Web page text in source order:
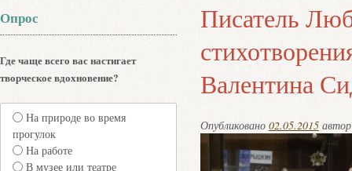
Писатель
Валентина
Опубликовано 02.05.2015
Опрос
Где чаще всего вас настигает
творческое вдохновение?
На природе во время
прогулок
На работе
В музее или театре